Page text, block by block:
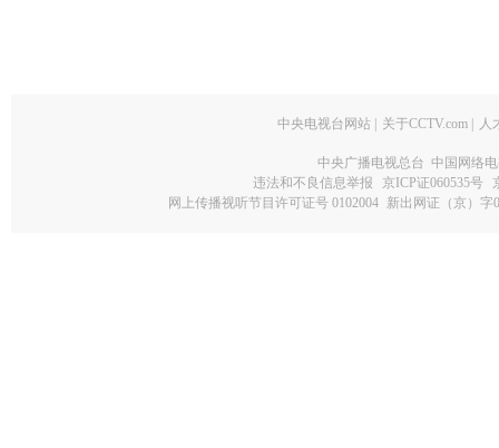
中央电视台网站 关于CCTV.com 人
中央广播电视总台 中国网络
违法和不良信息举报
京ICP证060535号
网上传播视听节目许可证号 0102004 新出网证（京）